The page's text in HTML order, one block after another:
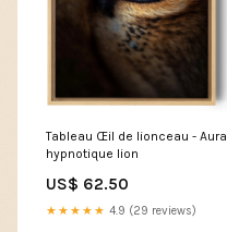
Tableau Œil de lionceau - Aura
hypnotique lion
US$ 62.50
★★★★★ 4.9 (29 reviews)